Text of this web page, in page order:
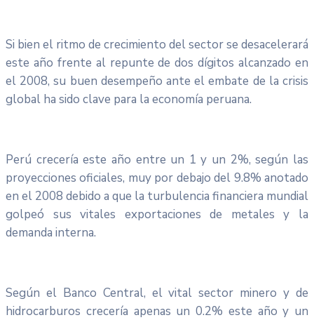
Si bien el ritmo de crecimiento del sector se desacelerará
este año frente al repunte de dos dígitos alcanzado en
el 2008, su buen desempeño ante el embate de la crisis
global ha sido clave para la economía peruana.
Perú crecería este año entre un 1 y un 2%, según las
proyecciones oficiales, muy por debajo del 9.8% anotado
en el 2008 debido a que la turbulencia financiera mundial
golpeó sus vitales exportaciones de metales y la
demanda interna.
Según el Banco Central, el vital sector minero y de
hidrocarburos crecería apenas un 0.2% este año y un